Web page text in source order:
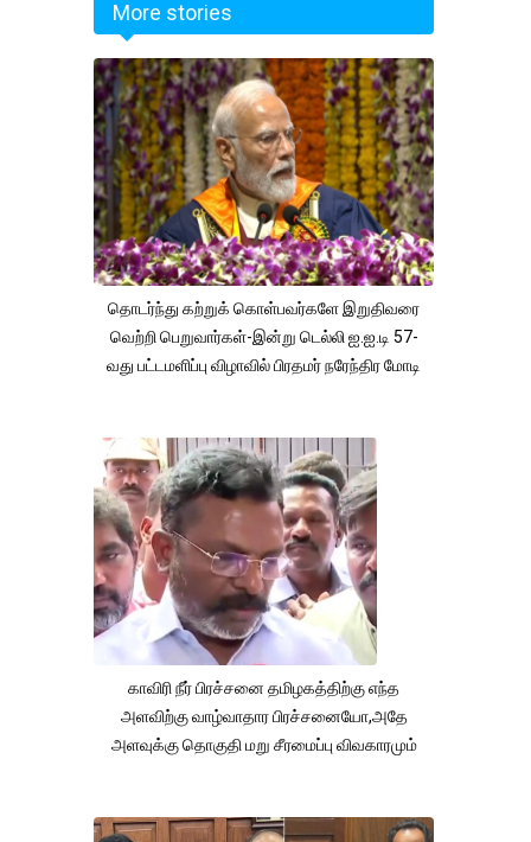
More stories
தொடர்ந்து கற்றுக் கொள்பவர்களே இறுதிவரை
வெற்றி பெறுவார்கள்-இன்று டெல்லி ஐ.ஐ.டி 57-
வது பட்டமளிப்பு விழாவில் பிரதமர் நரேந்திர மோடி
காவிரி நீர் பிரச்சனை தமிழகத்திற்கு எந்த
அளவிற்கு வாழ்வாதார பிரச்சனையோ,அதே
அளவுக்கு தொகுதி மறு சீரமைப்பு விவகாரமும்